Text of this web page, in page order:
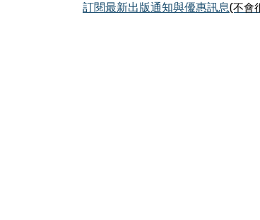
訂閱最新出版通知與優惠訊息(不會